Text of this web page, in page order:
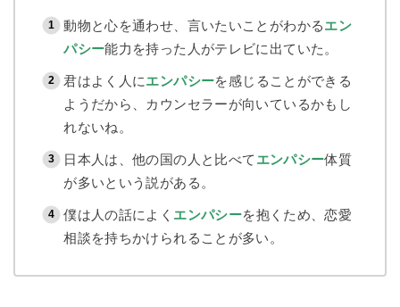
動物と心を通わせ、言いたいことがわかるエン
パシー能力を持った人がテレビに出ていた。
君はよく人にエンパシーを感じることができる
ようだから、カウンセラーが向いているかもし
れないね。
日本人は、他の国の人と比べて エンパシー体質
が多いという説がある。
僕は人の話によく エンパシーを抱くため、恋愛
相談を持ちかけられることが多い。